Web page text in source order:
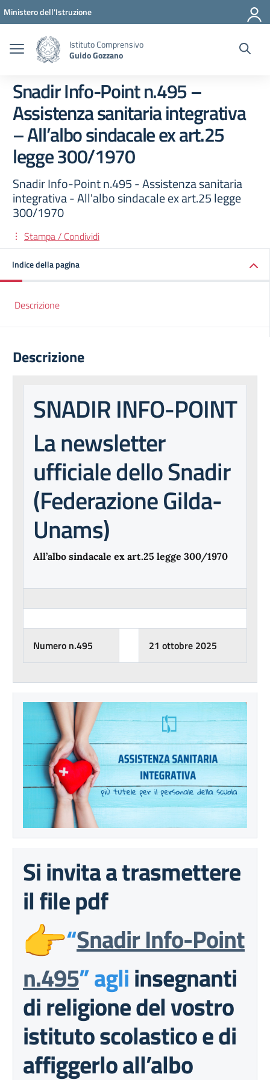
Vai ai contenuti
Vai al menu di navigazione
Vai al footer
Ministero dell'Istruzione
Istituto Comprensivo
Guido Gozzano
Snadir Info-Point n.495 –
Assistenza sanitaria integrativa
– All’albo sindacale ex art.25
legge 300/1970
Snadir Info-Point n.495 - Assistenza sanitaria
integrativa - All'albo sindacale ex art.25 legge
300/1970
Stampa / Condividi
Indice della pagina
Descrizione
Descrizione
SNADIR INFO-POINT
La newsletter
ufficiale dello Snadir
(Federazione Gilda-
Unams)
All’albo sindacale ex art.25 legge 300/1970
Numero n.495 21 ottobre 2025
Si invita a trasmettere
il file pdf
“Snadir Info-Point
n.495” agliinsegnanti
di religione del vostro
istituto scolastico e di
affiggerlo all’albo